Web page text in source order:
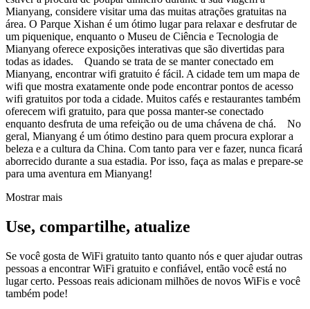
Mianyang, considere visitar uma das muitas atrações gratuitas na
área. O Parque Xishan é um ótimo lugar para relaxar e desfrutar de
um piquenique, enquanto o Museu de Ciência e Tecnologia de
Mianyang oferece exposições interativas que são divertidas para
todas as idades. Quando se trata de se manter conectado em
Mianyang, encontrar wifi gratuito é fácil. A cidade tem um mapa de
wifi que mostra exatamente onde pode encontrar pontos de acesso
wifi gratuitos por toda a cidade. Muitos cafés e restaurantes também
oferecem wifi gratuito, para que possa manter-se conectado
enquanto desfruta de uma refeição ou de uma chávena de chá. No
geral, Mianyang é um ótimo destino para quem procura explorar a
beleza e a cultura da China. Com tanto para ver e fazer, nunca ficará
aborrecido durante a sua estadia. Por isso, faça as malas e prepare-se
para uma aventura em Mianyang!
Mostrar mais
Use, compartilhe, atualize
Se você gosta de WiFi gratuito tanto quanto nós e quer ajudar outras
pessoas a encontrar WiFi gratuito e confiável, então você está no
lugar certo. Pessoas reais adicionam milhões de novos WiFis e você
também pode!